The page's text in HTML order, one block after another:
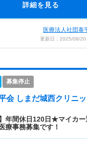
詳細を見る
医療法人社団泰
更新日：2025/08/
募集停止
会 しまだ城西クリニ
】年間休日120日★マイカ
療事務募集です！